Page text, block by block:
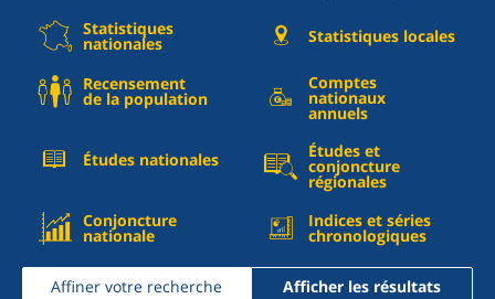
Statistiques
nationales Statistiques locales
Recensement
de la population
Comptes
nationaux
annuels
Études nationales Études et
conjoncture
régionales
Conjoncture
nationale
Indices et séries
chronologiques
Affiner votre recherche Afficher les résultats